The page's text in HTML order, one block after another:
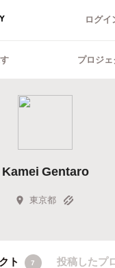
ログイ
プロジ
Kamei Gentaro
東京都
ト 7 投稿したプ